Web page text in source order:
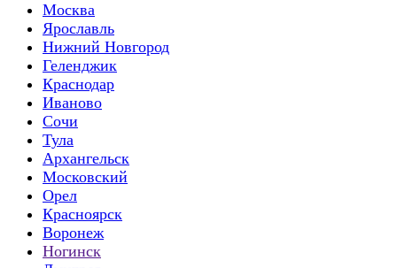
Москва
Ярославль
Нижний Новгород
Геленджик
Краснодар
Иваново
Сочи
Тула
Архангельск
Московский
Орел
Красноярск
Воронеж
Ногинск